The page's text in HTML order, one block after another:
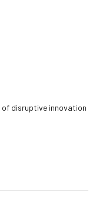
disruptive innovation